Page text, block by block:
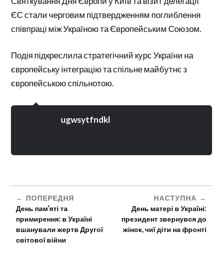
ЄС стали черговим підтвердженням поглиблення
співпраці між Україною та Європейським Союзом.
Подія підкреслила стратегічний курс України на
європейську інтеграцію та спільне майбутнє з
європейською спільнотою.
ugwsytfndkl
ПОПЕРЕДНЯ
День пам’яті та
примирення: в Україні
вшанували жертв Другої
світової війни
НАСТУПНА
День матері в Україні:
президент звернувся до
жінок, чиї діти на фронті